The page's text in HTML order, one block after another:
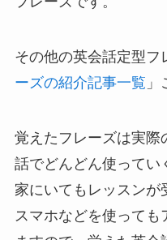
その他の英会話定型フ
ーズの紹介記事一覧 」
覚えたフレーズは実際
話でどんどん使ってい
家にいてもレッスンが
スマホなどを使って